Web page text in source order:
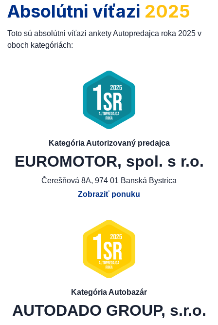
Absolútni víťazi 2025
Toto sú absolútni víťazi ankety Autopredajca roka 2025 v
oboch kategóriách:
Kategória Autorizovaný predajca
EUROMOTOR, spol. s r.o.
Čerešňová 8A, 974 01 Banská Bystrica
Zobraziť ponuku
Kategória Autobazár
AUTODADO GROUP, s.r.o.